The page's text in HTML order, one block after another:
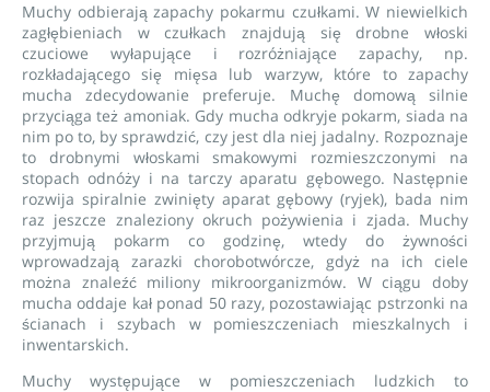
Muchy odbierają zapachy pokarmu czułkami. W niewielkich
zagłębieniach w czułkach znajdują się drobne włoski
czuciowe wyłapujące i rozróżniające zapachy, np.
rozkładającego się mięsa lub warzyw, które to zapachy
mucha zdecydowanie preferuje. Muchę domową silnie
przyciąga też amoniak. Gdy mucha odkryje pokarm, siada na
nim po to, by sprawdzić, czy jest dla niej jadalny. Rozpoznaje
to drobnymi włoskami smakowymi rozmieszczonymi na
stopach odnóży i na tarczy aparatu gębowego. Następnie
rozwija spiralnie zwinięty aparat gębowy (ryjek), bada nim
raz jeszcze znaleziony okruch pożywienia i zjada. Muchy
przyjmują pokarm co godzinę, wtedy do żywności
wprowadzają zarazki chorobotwórcze, gdyż na ich ciele
można znaleźć miliony mikroorganizmów. W ciągu doby
mucha oddaje kał ponad 50 razy, pozostawiając pstrzonki na
ścianach i szybach w pomieszczeniach mieszkalnych i
inwentarskich.
Muchy występujące w pomieszczeniach ludzkich to